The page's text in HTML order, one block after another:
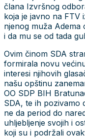
člana Izvršnog
koja je javno na FTV
njenog muža
i da mu se od tada
Ovim činom SDA
formirala novu
interesi njihovih
našu opštinu
OO SDP BIH
SDA, te ih pozivamo
ne da period do
uhljebljenje svojih i
koji su i podržali